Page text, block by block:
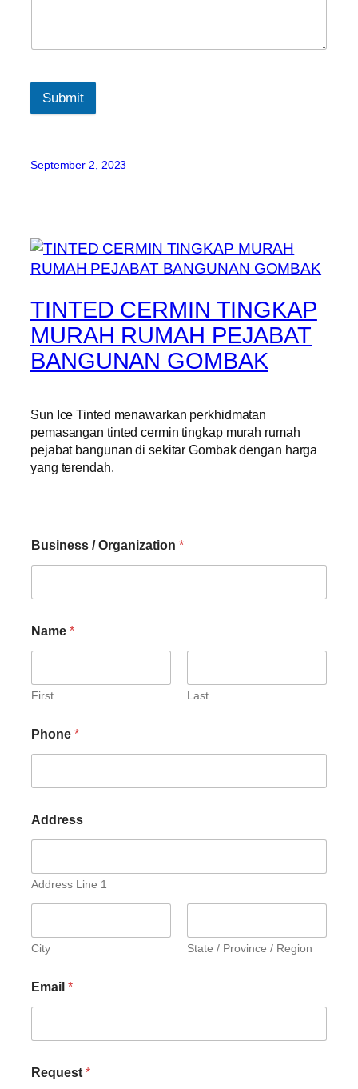
Submit
September 2, 2023
TINTED CERMIN TINGKAP
MURAH RUMAH PEJABAT
BANGUNAN GOMBAK
Sun Ice Tinted menawarkan perkhidmatan
pemasangan tinted cermin tingkap murah rumah
pejabat bangunan di sekitar Gombak dengan harga
yang terendah.
Business / Organization *
Name *
First Last
Phone *
Address
Address Line 1
City State / Province / Region
Email *
Request *